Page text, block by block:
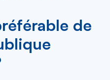
de